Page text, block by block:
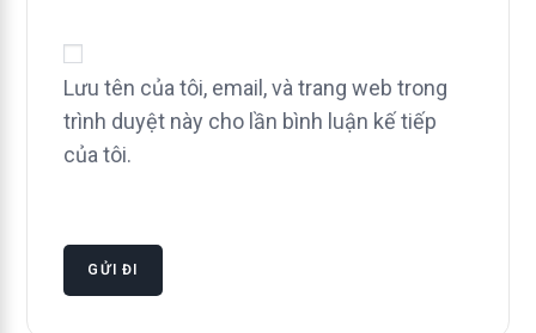
Lưu tên của tôi, email, và trang web trong
trình duyệt này cho lần bình luận kế tiếp
của tôi.